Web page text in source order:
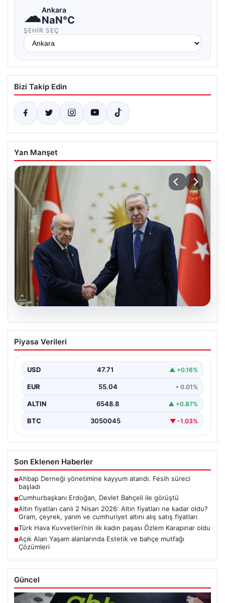
☁Ankara
NaN°C
ŞEHIR SEÇ
Bizi Takip Edin
Yan Manşet
06.08.2026
Cumhurbaşkanı Erdoğan, Devlet
Bahçeli ile görüştü
Piyasa Verileri
USD 47.71 ▲ +0.16%
EUR 55.04 • 0.01%
ALTIN 6548.8 ▲ +0.87%
BTC 3050045 ▼ -1.03%
Son Eklenen Haberler
■Ahbap Derneği yönetimine kayyum atandı. Fesih süreci
başladı
■Cumhurbaşkanı Erdoğan, Devlet Bahçeli ile görüştü
■Altın fiyatları canlı 2 Nisan 2026: Altın fiyatları ne kadar oldu?
Gram, çeyrek, yarım ve cumhuriyet altını alış satış fiyatları
■Türk Hava Kuvvetleri’nin ilk kadın paşası Özlem Karapınar oldu
■Açık Alan Yaşam alanlarında Estetik ve bahçe mutfağı
Çözümleri
Güncel